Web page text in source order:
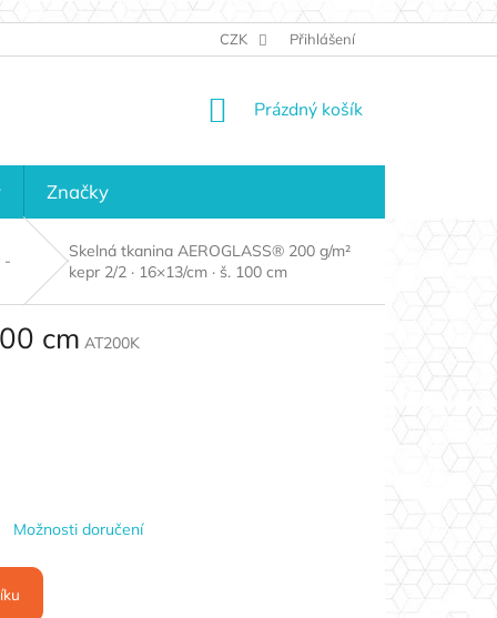
KONTAKTY KDO JSME?
CZK Přihlášení
NÁKUPNÍ
Prázdný košík
Značky
-
Skelná tkanina AEROGLASS® 200 g/m²
kepr 2/2 · 16×13/cm · š. 100 cm
cm AT200K
Možnosti doručení